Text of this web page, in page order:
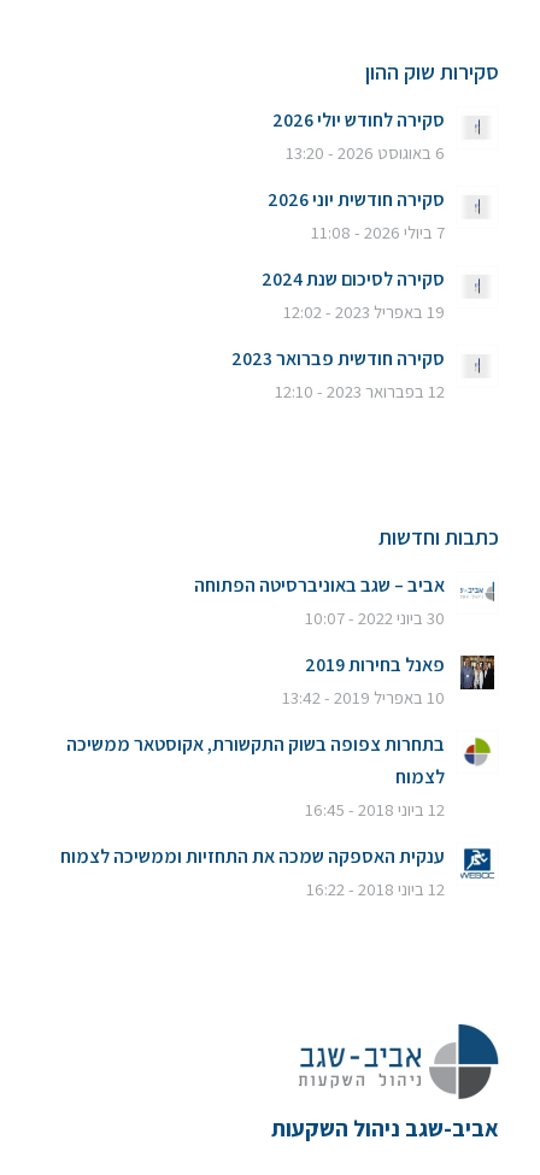
סקירות שוק ההון
סקירה לחודש יולי 2026
6 באוגוסט 2026 - 13:20
סקירה חודשית יוני 2026
7 ביולי 2026 - 11:08
סקירה לסיכום שנת 2024
19 באפריל 2023 - 12:02
סקירה חודשית פברואר 2023
12 בפברואר 2023 - 12:10
כתבות וחדשות
אביב – שגב באוניברסיטה הפתוחה
30 ביוני 2022 - 10:07
פאנל בחירות 2019
10 באפריל 2019 - 13:42
בתחרות צפופה בשוק התקשורת, אקוסטאר ממשיכה
לצמוח
12 ביוני 2018 - 16:45
ענקית האספקה שמכה את התחזיות וממשיכה לצמוח
12 ביוני 2018 - 16:22
אביב-שגב ניהול השקעות